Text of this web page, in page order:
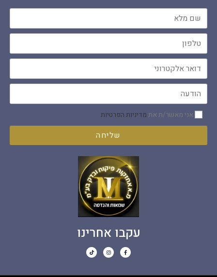
אני מאשר/ת אתמדיניות הפרטיות
שליחה
עקבו אחרינו